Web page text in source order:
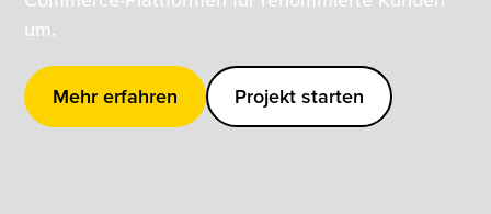
um.
Mehr erfahren Projekt starten